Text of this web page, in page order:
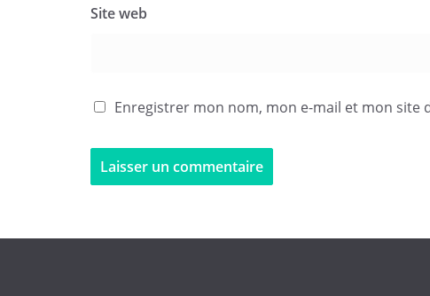
Site web
Enregistrer mon nom, mon e-mail et mon